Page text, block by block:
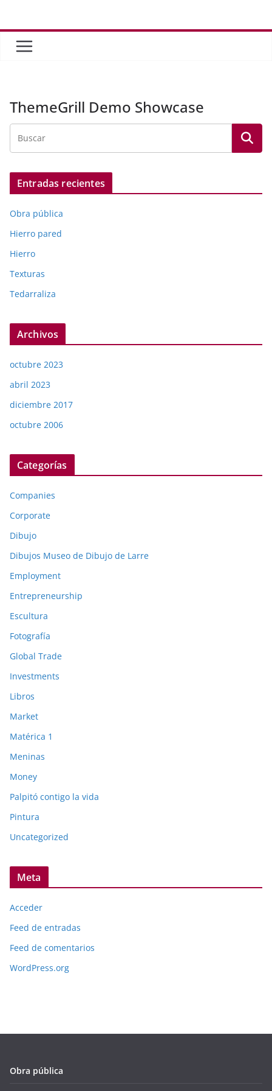
contenido
ThemeGrill Demo Showcase
Entradas recientes
Obra pública
Hierro pared
Hierro
Texturas
Tedarraliza
Archivos
octubre 2023
abril 2023
diciembre 2017
octubre 2006
Categorías
Companies
Corporate
Dibujo
Dibujos Museo de Dibujo de Larre
Employment
Entrepreneurship
Escultura
Fotografía
Global Trade
Investments
Libros
Market
Matérica 1
Meninas
Money
Palpitó contigo la vida
Pintura
Uncategorized
Meta
Acceder
Feed de entradas
Feed de comentarios
WordPress.org
Obra pública